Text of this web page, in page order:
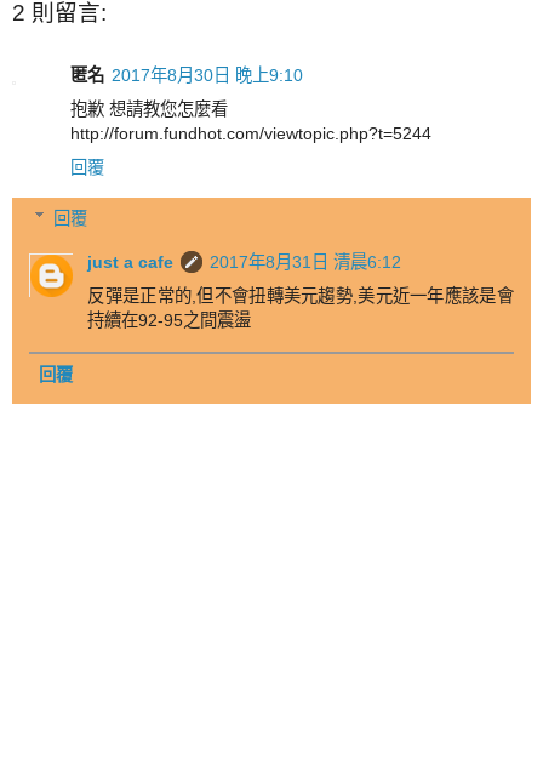
2 則留言:
匿名 2017年8月30日 晚上9:10
抱歉 想請教您怎麼看
http://forum.fundhot.com/viewtopic.php?t=5244
回覆
回覆
just a cafe
2017年8月31日 清晨6:12
反彈是正常的,但不會扭轉美元趨勢,美元近一年應該是會
持續在92-95之間震盪
回覆